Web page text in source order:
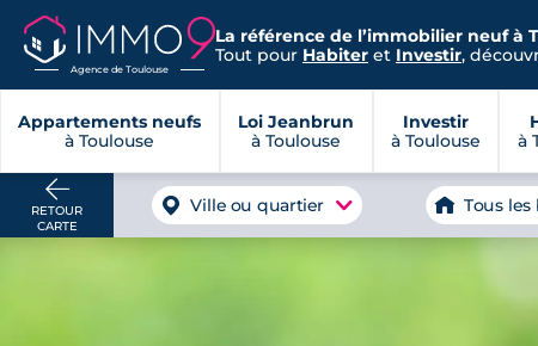
Agence de Toulouse
La référence de l’immobilier neuf à
Tout pour Habiter et Investir,
Appartements neufs
à Toulouse
Loi Jeanbrun
à Toulouse
Investir
à Toulouse
à
RETOUR
CARTE
Ville ou quartier Tous les